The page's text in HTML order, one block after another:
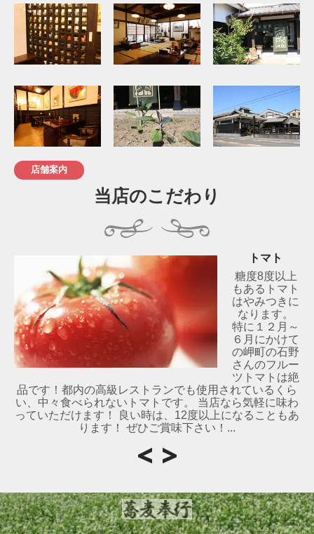
店舗案内
当店のこだわり
トマト
糖度8度以上
もあるトマト
はやみつきに
なります。
特に１２月～
６月にかけて
の岬町の石野
さんのフルー
ツトマトは絶
品です！都内の高級レストランでも使用されているくら
い、中々食べられないトマトです。 当店なら気軽に味わ
っていただけます！ 良い時は、12度以上になることもあ
ります！ ぜひご賞味下さい！...